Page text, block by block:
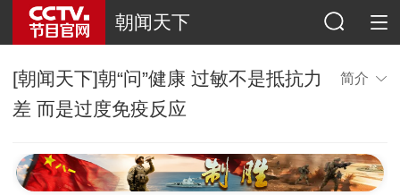
朝闻天下
[朝闻天下]朝“问”健康 过敏不是抵抗力
差 而是过度免疫反应
简介